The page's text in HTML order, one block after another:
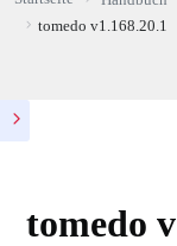
tomedo v1.168.20.1
tomedo